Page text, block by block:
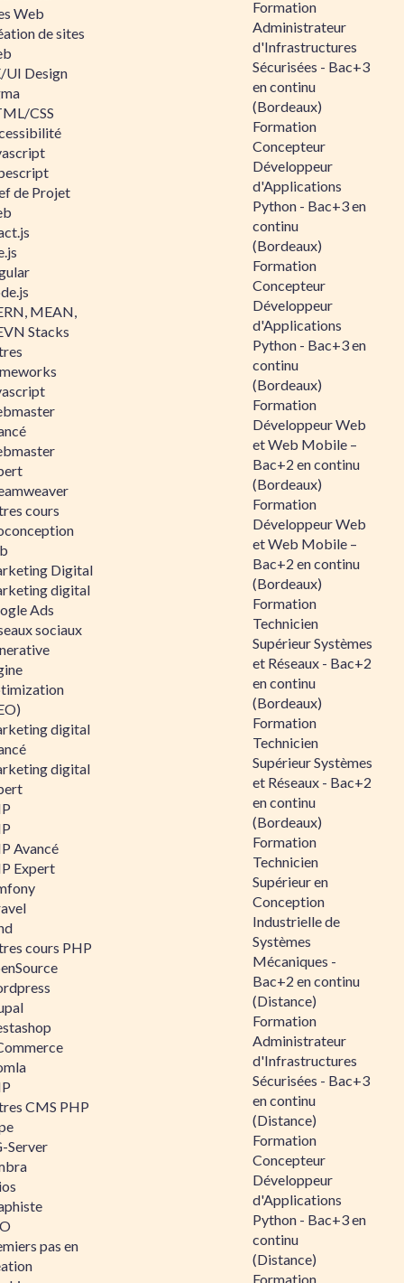
Web
de sites
UI Design
CSS
de Projet
MEAN,
Stacks
cours
Digital
digital
Ads
sociaux
digital
digital
Avancé
Expert
cours PHP
CMS PHP
Server
pas en
Formation
Administrateur
d'Infrastructures
Sécurisées - Bac+3
en continu
(Bordeaux)
Formation
Concepteur
Développeur
d'Applications
Python - Bac+3 en
continu
(Bordeaux)
Formation
Concepteur
Développeur
d'Applications
Python - Bac+3 en
continu
(Bordeaux)
Formation
Développeur Web
et Web Mobile –
Bac+2 en continu
(Bordeaux)
Formation
Développeur Web
et Web Mobile –
Bac+2 en continu
(Bordeaux)
Formation
Technicien
Supérieur Systèmes
et Réseaux - Bac+2
en continu
(Bordeaux)
Formation
Technicien
Supérieur Systèmes
et Réseaux - Bac+2
en continu
(Bordeaux)
Formation
Technicien
Supérieur en
Conception
Industrielle de
Systèmes
Mécaniques -
Bac+2 en continu
(Distance)
Formation
Administrateur
d'Infrastructures
Sécurisées - Bac+3
en continu
(Distance)
Formation
Concepteur
Développeur
d'Applications
Python - Bac+3 en
continu
(Distance)
Formation